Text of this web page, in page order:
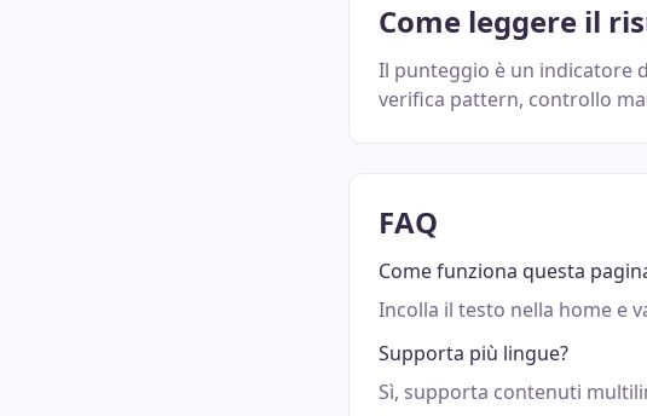
Come leggere il
Il punteggio è un indicatore
verifica pattern, controllo
FAQ
Come funziona questa
Incolla il testo nella home e
Supporta più lingue?
Sì, supporta contenuti